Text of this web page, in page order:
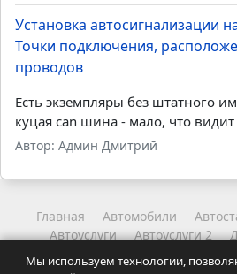
Установка автосигнализации
Точки подключения,
проводов
Есть экземпляры без штатного
куцая can шина - мало, что
Автор: Админ Дмитрий
Главная Автомобили
Автоуслуги
Автоуслуги 2
Мы используем технологии,